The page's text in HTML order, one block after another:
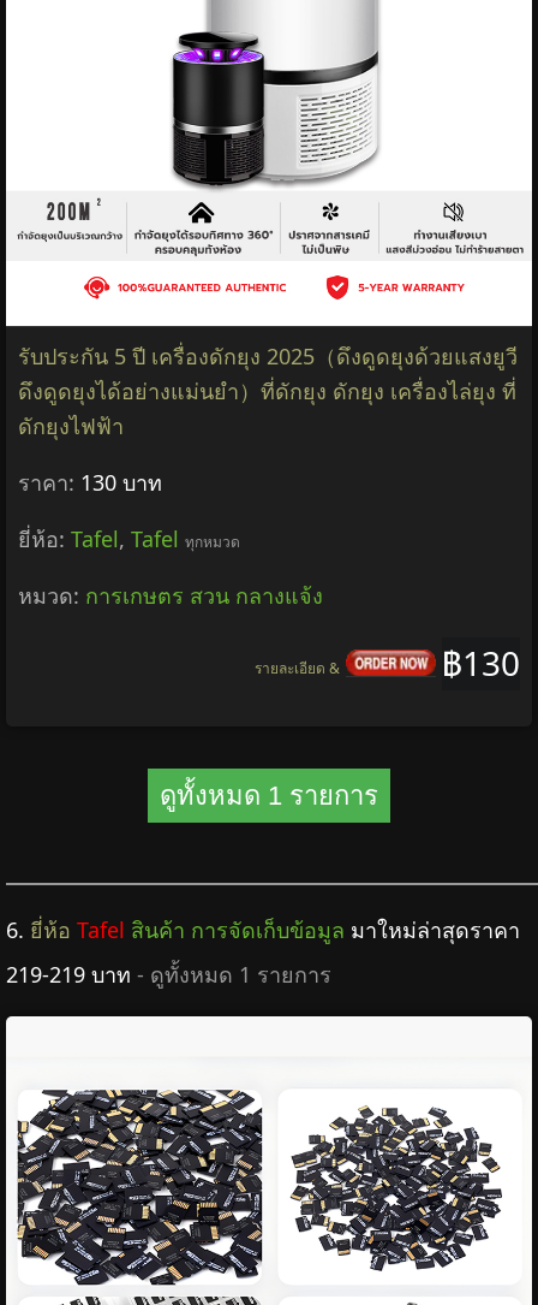
รับประกัน 5 ปี เครื่องดักยุง 2025（ดึงดูดยุงด้วยแสงยูวี
ดึงดูดยุงได้อย่างแม่นยำ）ที่ดักยุง ดักยุง เครื่องไล่ยุง ที่
ดักยุงไฟฟ้า
ราคา: 130 บาท
ยี่ห้อ: Tafel, Tafel ทุกหมวด
หมวด: การเกษตร สวน กลางแจ้ง
฿130
รายละเอียด &
ดูทั้งหมด 1 รายการ
6. ยี่ห้อ Tafel สินค้า การจัดเก็บข้อมูล มาใหม่ล่าสุดราคา
219-219 บาท - ดูทั้งหมด 1 รายการ